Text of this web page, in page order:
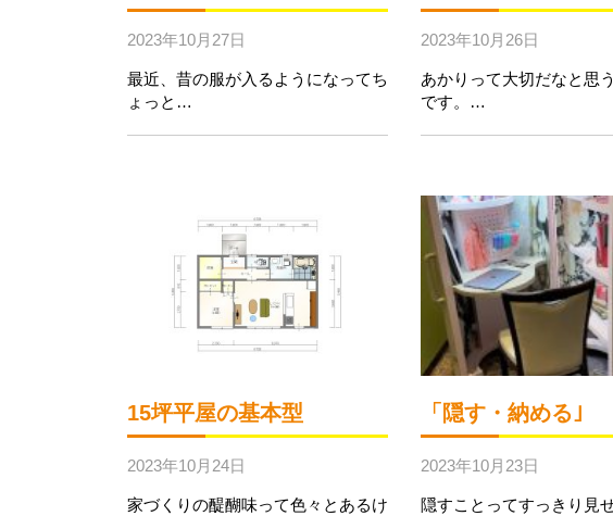
2023年10月27日
最近、昔の服が入るようになってち
ょっと…
2023年10月26日
あかりって大切だなと思
です。…
15坪平屋の基本型
2023年10月24日
家づくりの醍醐味って色々とあるけ
「隠す・納める｣
2023年10月23日
隠すことってすっきり見